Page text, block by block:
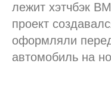
лежит хэтчбэк
проект
оформляли
автомобиль на